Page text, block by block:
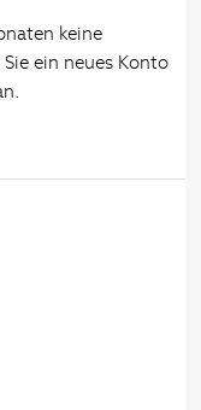
keine
ein neues Konto